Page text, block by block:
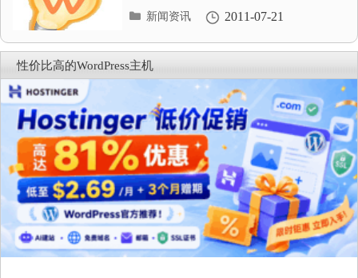
2011-07-21
分
录
新闻资讯
性价比高的WordPress主机